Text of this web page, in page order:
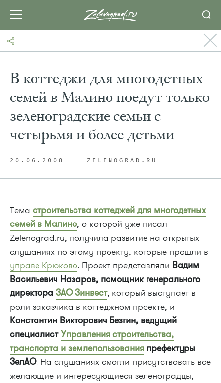
В коттеджи для многодетных
семей в Малино поедут только
зеленоградские семьи с
четырьмя и более детьми
20.06.2008 ZELENOGRAD.RU
Тема строительства коттеджей для многодетных
семей в Малино, о которой уже писал
Zelenograd.ru, получила развитие на открытых
слушаниях по этому проекту, которые прошли в
управе Крюково. Проект представляли Вадим
Васильевич Назаров, помощник генерального
директора ЗАО Зинвест, который выступает в
роли заказчика в коттеджном проекте, и
Константин Викторович Безгин, ведущий
специалистУправления строительства,
транспорта и землепользования префектуры
ЗелАО. На слушаниях смогли присутствовать все
желающие и интересующиеся зеленоградцы,